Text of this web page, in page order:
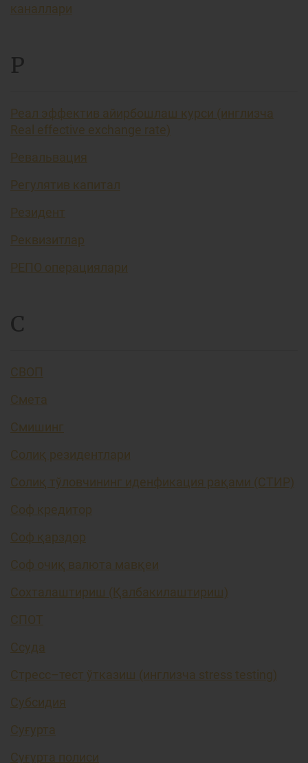
каналлари
Р
Реал эффектив айирбошлаш курси (инглизча
Real effective exchange rate)
Ревальвация
Регулятив капитал
Резидент
Реквизитлар
РЕПО операциялари
С
СВОП
Смета
Смишинг
Солиқ резидентлари
Солиқ тўловчининг иденфикация рақами (СТИР)
Соф кредитор
Соф қарздор
Соф очиқ валюта мавқеи
Сохталаштириш (Қалбакилаштириш)
СПОТ
Ссуда
Стресс–тест ўтказиш (инглизча stress testing)
Субсидия
Суғурта
Суғурта полиси